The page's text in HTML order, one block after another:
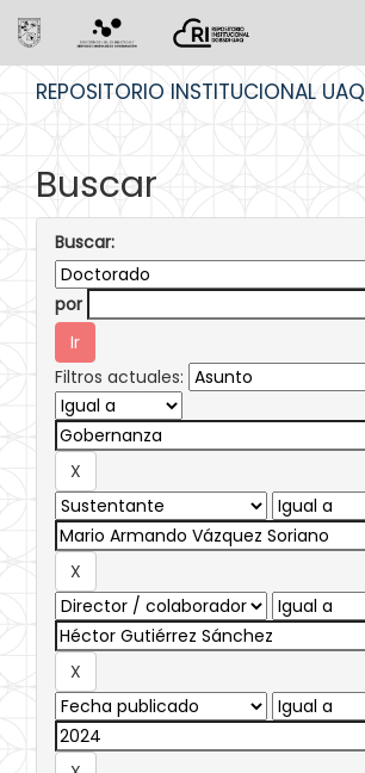
REPOSITORIO INSTITUCIONAL UAQ
Buscar
Buscar:
por
Filtros actuales: